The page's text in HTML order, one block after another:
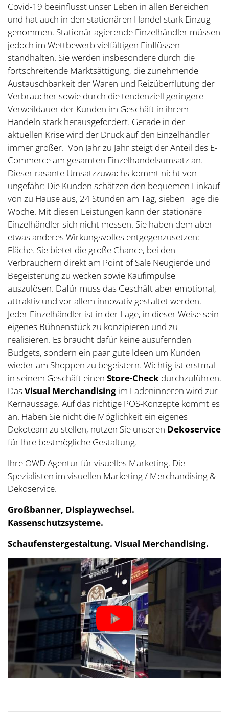
Covid-19 beeinflusst unser Leben in allen Bereichen
und hat auch in den stationären Handel stark Einzug
genommen. Stationär agierende Einzelhändler müssen
jedoch im Wettbewerb vielfältigen Einflüssen
standhalten. Sie werden insbesondere durch die
fortschreitende Marktsättigung, die zunehmende
Austauschbarkeit der Waren und Reizüberflutung der
Verbraucher sowie durch die tendenziell geringere
Verweildauer der Kunden im Geschäft in ihrem
Handeln stark herausgefordert. Gerade in der
aktuellen Krise wird der Druck auf den Einzelhändler
immer größer. Von Jahr zu Jahr steigt der Anteil des E-
Commerce am gesamten Einzelhandelsumsatz an.
Dieser rasante Umsatzzuwachs kommt nicht von
ungefähr: Die Kunden schätzen den bequemen Einkauf
von zu Hause aus, 24 Stunden am Tag, sieben Tage die
Woche. Mit diesen Leistungen kann der stationäre
Einzelhändler sich nicht messen. Sie haben dem aber
etwas anderes Wirkungsvolles entgegenzusetzen:
Fläche. Sie bietet die große Chance, bei den
Verbrauchern direkt am Point of Sale Neugierde und
Begeisterung zu wecken sowie Kaufimpulse
auszulösen. Dafür muss das Geschäft aber emotional,
attraktiv und vor allem innovativ gestaltet werden.
Jeder Einzelhändler ist in der Lage, in dieser Weise sein
eigenes Bühnenstück zu konzipieren und zu
realisieren. Es braucht dafür keine ausufernden
Budgets, sondern ein paar gute Ideen um Kunden
wieder am Shoppen zu begeistern. Wichtig ist erstmal
in seinem Geschäft einen Store-Check durchzuführen.
DasVisual Merchandising im Ladeninneren wird zur
Kernaussage. Auf das richtige POS-Konzepte kommt es
an. Haben Sie nicht die Möglichkeit ein eigenes
Dekoteam zu stellen, nutzen Sie unseren Dekoservice
für Ihre bestmögliche Gestaltung.
Ihre OWD Agentur für visuelles Marketing. Die
Spezialisten im visuellen Marketing / Merchandising &
Dekoservice.
Großbanner, Displaywechsel.
Kassenschutzsysteme.
Schaufenstergestaltung. Visual Merchandising.